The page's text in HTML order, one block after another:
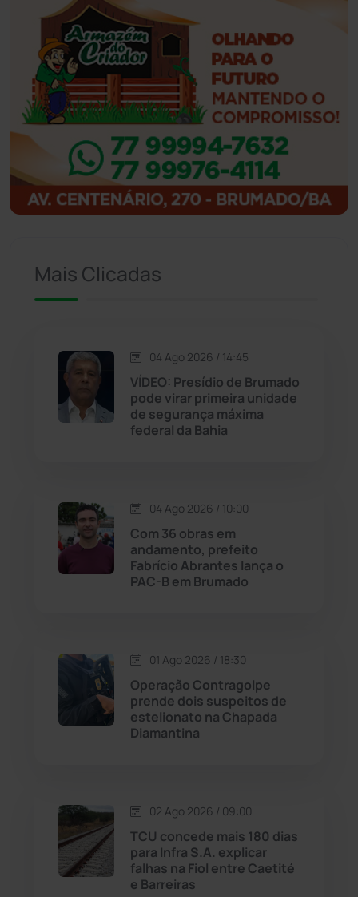
Ibiassucê (167)
Ibicoara
Ibipitanga (116)
Ibitiara
Igaporã (218)
Iuiu
Jequié (312)
Lagoa Real
Licínio de Almeida
Macaúbas
Maetinga
Matina
Mortugaba (31)
Mais Clicadas
04 Ago 2026 / 14:45
VÍDEO: Presídio de Brumado
pode virar primeira unidade
de segurança máxima
federal da Bahia
04 Ago 2026 / 10:00
Com 36 obras em
andamento, prefeito
Fabrício Abrantes lança o
PAC-B em Brumado
01 Ago 2026 / 18:30
Operação Contragolpe
prende dois suspeitos de
estelionato na Chapada
Diamantina
02 Ago 2026 / 09:00
TCU concede mais 180 dias
para Infra S.A. explicar
falhas na Fiol entre Caetité
e Barreiras